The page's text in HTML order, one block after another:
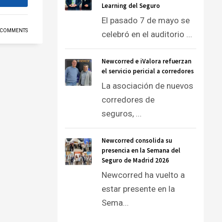
Learning del Seguro
El pasado 7 de mayo se
celebró en el auditorio ...
Newcorred e iValora refuerzan
el servicio pericial a corredores
La asociación de nuevos
corredores de
seguros, ...
Newcorred consolida su
presencia en la Semana del
Seguro de Madrid 2026
Newcorred ha vuelto a
estar presente en la
Sema...